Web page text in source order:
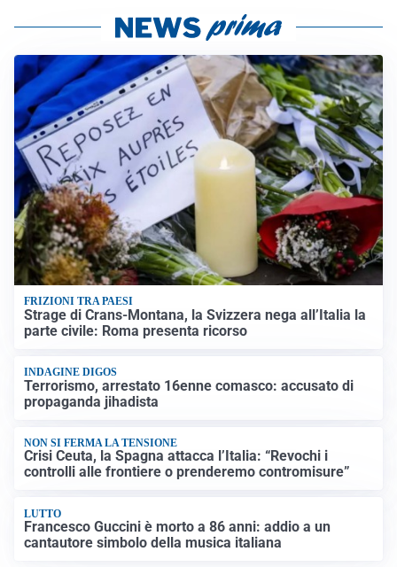
FRIZIONI TRA PAESI
Strage di Crans-Montana, la Svizzera nega all’Italia la
parte civile: Roma presenta ricorso
INDAGINE DIGOS
Terrorismo, arrestato 16enne comasco: accusato di
propaganda jihadista
NON SI FERMA LA TENSIONE
Crisi Ceuta, la Spagna attacca l’Italia: “Revochi i
controlli alle frontiere o prenderemo contromisure”
LUTTO
Francesco Guccini è morto a 86 anni: addio a un
cantautore simbolo della musica italiana